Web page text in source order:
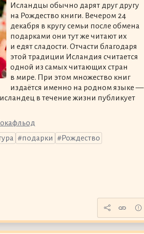
Исландцы обычно дарят друг другу
на Рождество книги. Вечером 24
декабря в кругу семьи после обмена
подарками они тут же читают их
и едят сладости. Отчасти благодаря
этой традиции Исландия считается
одной из самых читающих стран
в мире. При этом множество книг
издаётся именно на родном языке —
в течение жизни публикует
подарки Рождество